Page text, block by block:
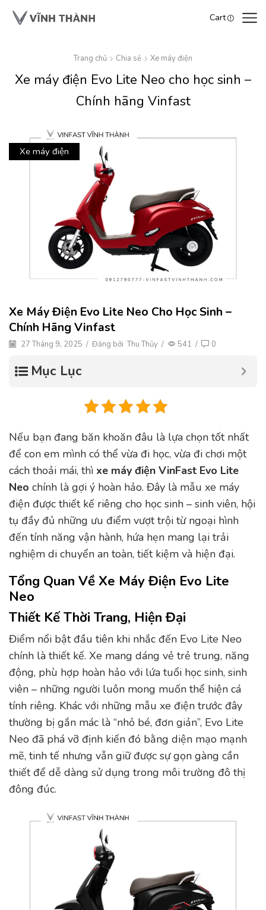
Cart
Trang chủ Chia sẻ Xe máy điện
Xe máy điện Evo Lite Neo cho học sinh –
Chính hãng Vinfast
Xe máy điện
Xe Máy Điện Evo Lite Neo Cho Học Sinh –
Chính Hãng Vinfast
27 Tháng 9, 2025 / Đăng bởi Thu Thủy / 541 / 0
Mục Lục
Nếu bạn đang băn khoăn đâu là lựa chọn tốt nhất
để con em mình có thể vừa đi học, vừa đi chơi một
cách thoải mái, thì xe máy điện VinFast Evo Lite
Neo chính là gợi ý hoàn hảo. Đây là mẫu xe máy
điện được thiết kế riêng cho học sinh – sinh viên, hội
tụ đầy đủ những ưu điểm vượt trội từ ngoại hình
đến tính năng vận hành, hứa hẹn mang lại trải
nghiệm di chuyển an toàn, tiết kiệm và hiện đại.
Tổng Quan Về Xe Máy Điện Evo Lite
Neo
Thiết Kế Thời Trang, Hiện Đại
Điểm nổi bật đầu tiên khi nhắc đến Evo Lite Neo
chính là thiết kế. Xe mang dáng vẻ trẻ trung, năng
động, phù hợp hoàn hảo với lứa tuổi học sinh, sinh
viên – những người luôn mong muốn thể hiện cá
tính riêng. Khác với những mẫu xe điện trước đây
thường bị gắn mác là “nhỏ bé, đơn giản”, Evo Lite
Neo đã phá vỡ định kiến đó bằng diện mạo mạnh
mẽ, tinh tế nhưng vẫn giữ được sự gọn gàng cần
thiết để dễ dàng sử dụng trong môi trường đô thị
đông đúc.